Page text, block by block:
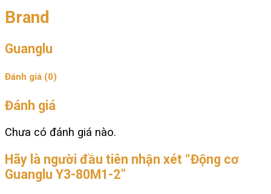
Brand
Guanglu
Đánh giá (0)
Đánh giá
Chưa có đánh giá nào.
Hãy là người đầu tiên nhận xét “Động cơ
Guanglu Y3-80M1-2”